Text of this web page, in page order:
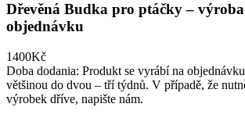
Dřevěná Budka pro ptáčky –
objednávku
1400Kč
Doba dodania: Produkt se vyrábí na
většinou do dvou – tří týdnů. V případě, že
výrobek dříve, napište nám.